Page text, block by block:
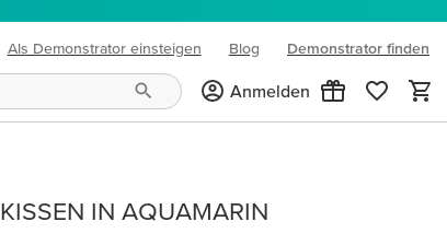
Als Demonstrator einsteigen Blog
(opens in new tab)
Demonstrator finden
Anmelden
IN AQUAMARIN